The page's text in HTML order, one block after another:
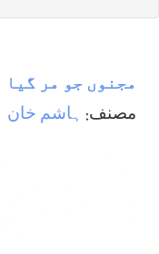
مجنوں جو مر
مصنف: ہاشم خان